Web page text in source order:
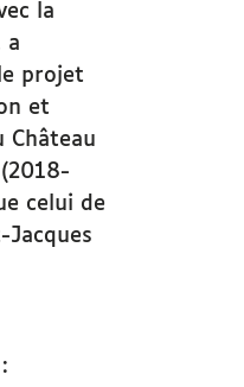
la
a
projet
et
Château
celui de
Jacques
: